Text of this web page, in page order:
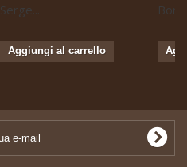
Serge...
Aggiungi al carrello